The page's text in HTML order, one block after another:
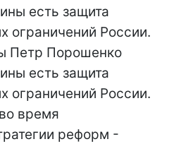
есть защита
ограничений России.
Петр Порошенко
есть защита
ограничений России.
время
реформ -